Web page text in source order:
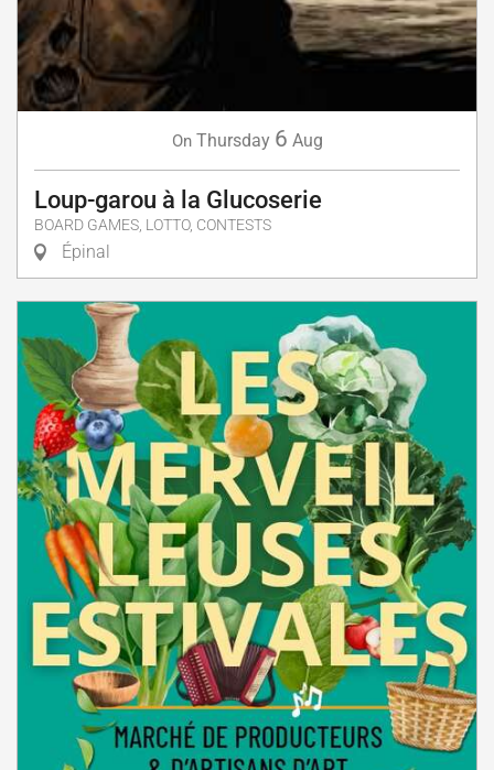
On Thursday 6 Aug
Loup-garou à la Glucoserie
BOARD GAMES, LOTTO, CONTESTS
Épinal